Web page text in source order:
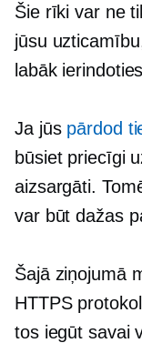
Šie rīki var ne
jūsu
labāk
Ja jūs pārdod
būsiet priecīgi
aizsargāti.
var būt dažas
Šajā ziņojumā
HTTPS
tos iegūt savai